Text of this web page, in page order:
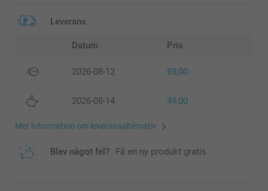
Leverans
Datum Pris
2026-08-12 69,00
2026-08-14 49,00
Mer information om leveransalternativ
Blev något fel? Få en ny produkt gratis